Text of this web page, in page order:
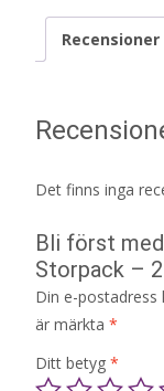
Recensioner
Det finns inga
Bli först
Storpack – 2
Din e-postadress
är märkta *
Ditt betyg *